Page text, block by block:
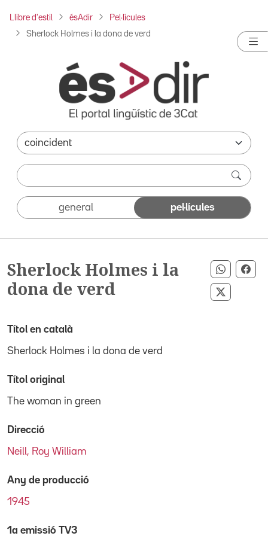
Llibre d'estil ésAdir Pel·lícules
Sherlock Holmes i la dona de verd
general pel·lícules
Sherlock Holmes i la
dona de verd
Títol en català
Sherlock Holmes i la dona de verd
Títol original
The woman in green
Direcció
Neill, Roy William
Any de producció
1945
1a emissió TV3